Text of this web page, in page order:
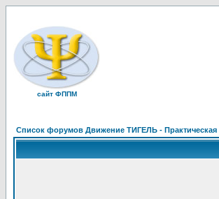
сайт ФППМ
Список форумов Движение ТИГЕЛЬ - Практическая